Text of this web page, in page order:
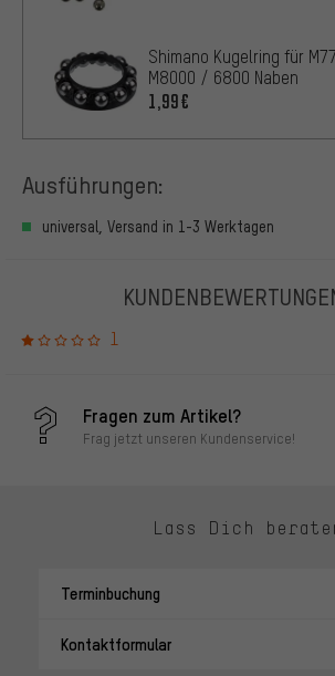
Shimano Kugelring für
M8000 / 6800 Naben
1,99€
Ausführungen:
universal, Versand in 1-3 Werktagen
1
Fragen zum Artikel?
Frag jetzt unseren Kundenservice!
Lass Dich
Terminbuchung
Kontaktformular